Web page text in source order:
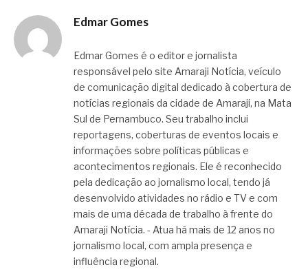
Edmar Gomes
Edmar Gomes é o editor e jornalista
responsável pelo site Amaraji Notícia, veículo
de comunicação digital dedicado à cobertura de
notícias regionais da cidade de Amaraji, na Mata
Sul de Pernambuco. Seu trabalho inclui
reportagens, coberturas de eventos locais e
informações sobre políticas públicas e
acontecimentos regionais. Ele é reconhecido
pela dedicação ao jornalismo local, tendo já
desenvolvido atividades no rádio e TV e com
mais de uma década de trabalho à frente do
Amaraji Notícia. - Atua há mais de 12 anos no
jornalismo local, com ampla presença e
influência regional.